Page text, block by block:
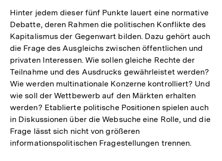
Hinter jedem dieser fünf Punkte lauert eine normative
Debatte, deren Rahmen die politischen Konflikte des
Kapitalismus der Gegenwart bilden. Dazu gehört auch
die Frage des Ausgleichs zwischen öffentlichen und
privaten Interessen. Wie sollen gleiche Rechte der
Teilnahme und des Ausdrucks gewährleistet werden?
Wie werden multinationale Konzerne kontrolliert? Und
wie soll der Wettbewerb auf den Märkten erhalten
werden? Etablierte politische Positionen spielen auch
in Diskussionen über die Websuche eine Rolle, und die
Frage lässt sich nicht von größeren
informationspolitischen Fragestellungen trennen.